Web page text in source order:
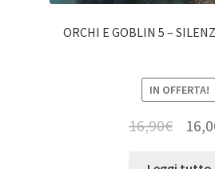
ORCHI E GOBLIN 5 –
IN OFFERTA!
16,90€